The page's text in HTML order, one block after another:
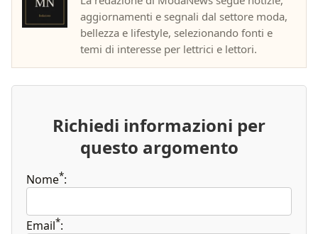
aggiornamenti e segnali dal settore moda,
bellezza e lifestyle, selezionando fonti e
temi di interesse per lettrici e lettori.
Richiedi informazioni per
questo argomento
Nome*:
Email*: